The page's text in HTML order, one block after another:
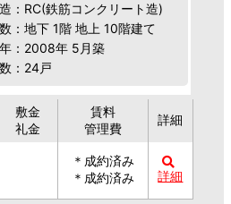
：RC(鉄筋コンクリート造)
：地下 1階 地上 10階建て
：2008年 5月築
：24戸
敷金
礼金
賃料
管理費
詳細
＊成約済み
＊成約済み
詳細